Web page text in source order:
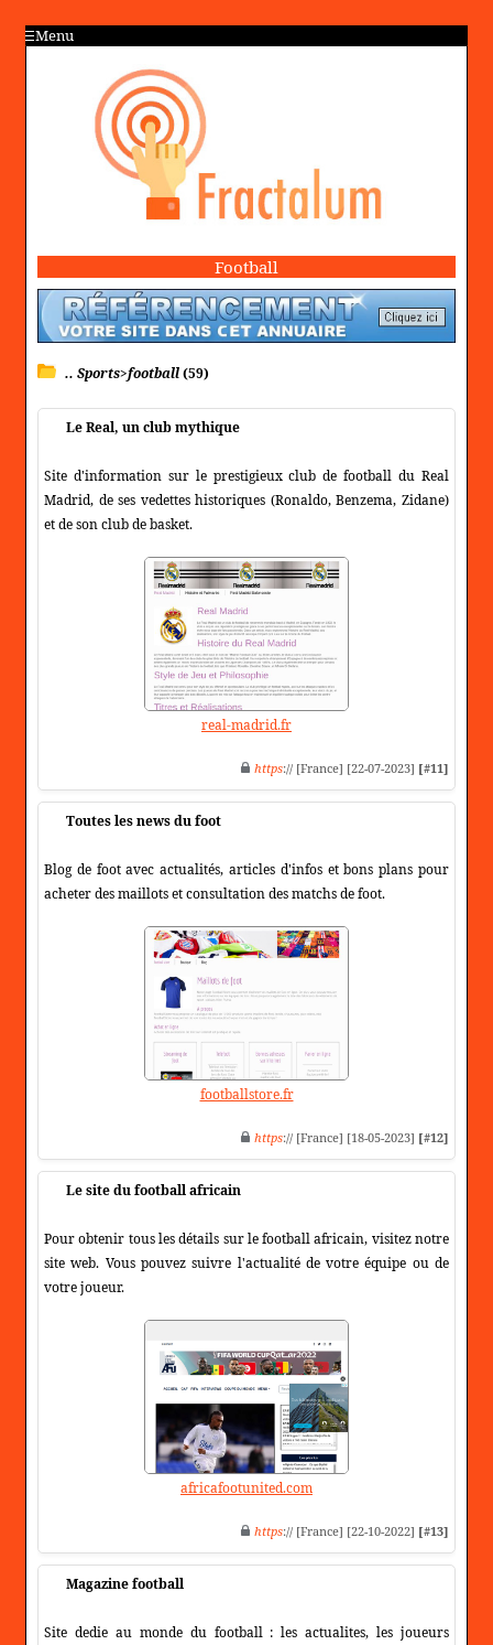
Menu
Football
.. Sports>football(59)
Le Real, un club mythique
Site d'information sur le prestigieux club de football du Real
Madrid, de ses vedettes historiques (Ronaldo, Benzema, Zidane)
et de son club de basket.
real-madrid.fr
https:// [France] [22-07-2023] [#11]
Toutes les news du foot
Blog de foot avec actualités, articles d'infos et bons plans pour
acheter des maillots et consultation des matchs de foot.
footballstore.fr
https:// [France] [18-05-2023] [#12]
Le site du football africain
Pour obtenir tous les détails sur le football africain, visitez notre
site web. Vous pouvez suivre l'actualité de votre équipe ou de
votre joueur.
africafootunited.com
https:// [France] [22-10-2022] [#13]
Magazine football
Site dedie au monde du football : les actualites, les joueurs